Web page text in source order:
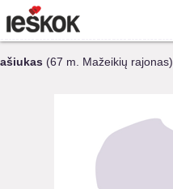
ašiukas (67 m. Mažeikių rajonas)